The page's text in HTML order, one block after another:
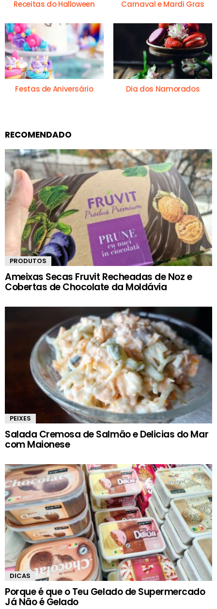
Receitas do Halloween Carnaval e Mardi Gras
Festas de Aniversário Dia dos Namorados
RECOMENDADO
PRODUTOS
Ameixas Secas Fruvit Recheadas de Noz e
Cobertas de Chocolate da Moldávia
PEIXES
Salada Cremosa de Salmão e Delicias do Mar
com Maionese
DICAS
Porque é que o Teu Gelado de Supermercado
Já Não é Gelado